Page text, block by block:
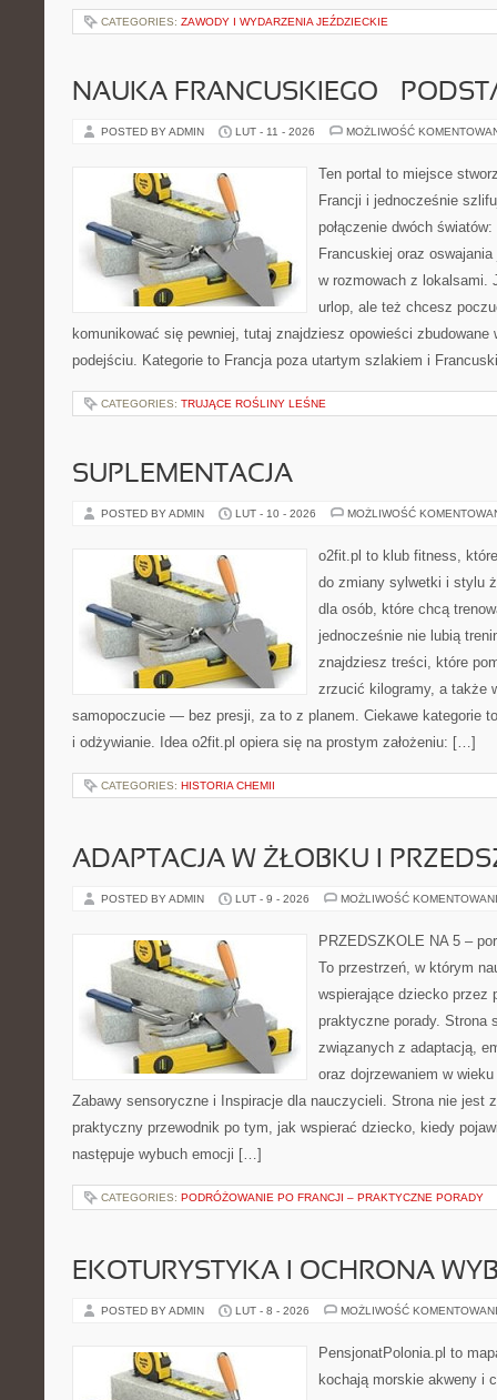
CATEGORIES: ZAWODY I WYDARZENIA JEŹDZIECKIE
NAUKA FRANCUSKIEGO –
POSTED BY ADMIN LUT - 11 - 2026 MOŻLIWOŚĆ
Ten portal to miejsce
Francji i jednocześnie
połączenie dwóch
Francuskiej oraz
w rozmowach z lokalsami.
urlop, ale też chcesz
komunikować się pewniej, tutaj znajdziesz opowieści zbudowane
podejściu. Kategorie to Francja poza utartym szlakiem i
CATEGORIES: TRUJĄCE ROŚLINY LEŚNE
SUPLEMENTACJA
POSTED BY ADMIN LUT - 10 - 2026 MOŻLIWOŚĆ
o2fit.pl to klub fitness,
do zmiany sylwetki i stylu
dla osób, które chcą
jednocześnie nie lubią
znajdziesz treści, które
zrzucić kilogramy, a także
samopoczucie — bez presji, za to z planem. Ciekawe kategorie
i odżywianie. Idea o2fit.pl opiera się na prostym założeniu: […]
CATEGORIES: HISTORIA CHEMII
ADAPTACJA W ŻŁOBKU I
POSTED BY ADMIN LUT - 9 - 2026 MOŻLIWOŚĆ
PRZEDSZKOLE NA 5 –
To przestrzeń, w którym
wspierające dziecko przez
praktyczne porady. Strona
związanych z adaptacją,
oraz dojrzewaniem w
Zabawy sensoryczne i Inspiracje dla nauczycieli. Strona nie jest
praktyczny przewodnik po tym, jak wspierać dziecko, kiedy
następuje wybuch emocji […]
CATEGORIES: PODRÓŻOWANIE PO FRANCJI – PRAKTYCZNE PORADY
EKOTURYSTYKA I OCHRONA
POSTED BY ADMIN LUT - 8 - 2026 MOŻLIWOŚĆ
PensjonatPolonia.pl to
kochają morskie akweny i